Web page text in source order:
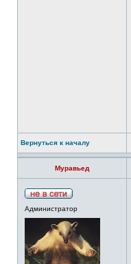
Вернуться к началу
Муравьед
Администратор